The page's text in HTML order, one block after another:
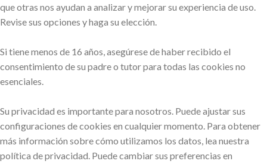
que otras nos ayudan a analizar y mejorar su experiencia de uso.
Revise sus opciones y haga su elección.
Si tiene menos de 16 años, asegúrese de haber recibido el
consentimiento de su padre o tutor para todas las cookies no
esenciales.
Su privacidad es importante para nosotros. Puede ajustar sus
configuraciones de cookies en cualquier momento. Para obtener
más información sobre cómo utilizamos los datos, lea nuestra
política de privacidad. Puede cambiar sus preferencias en